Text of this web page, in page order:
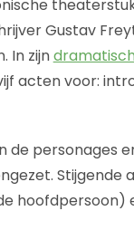
Gustav
In zijn
acten voor:
de personages